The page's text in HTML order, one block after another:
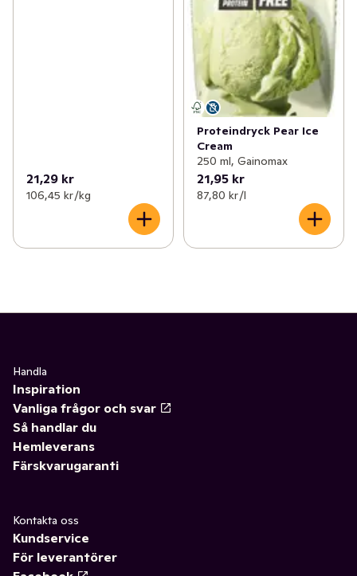
21,29 kr
106,45 kr /kg
Proteindryck Pear Ice
Cream
250 ml, Gainomax
21,95 kr
87,80 kr /l
Handla
Inspiration
Vanliga frågor och svar
Så handlar du
Hemleverans
Färskvarugaranti
Kontakta oss
Kundservice
För leverantörer